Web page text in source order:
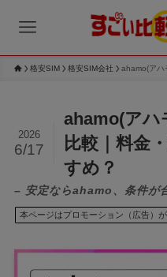
格安SIM 格安SIM会社 ahamo(アハ
ahamo(アハ
比較｜料金
すめ？
2026
6/17
– 安定ならahamo、条件が
本ページはプロモーション（広告）が